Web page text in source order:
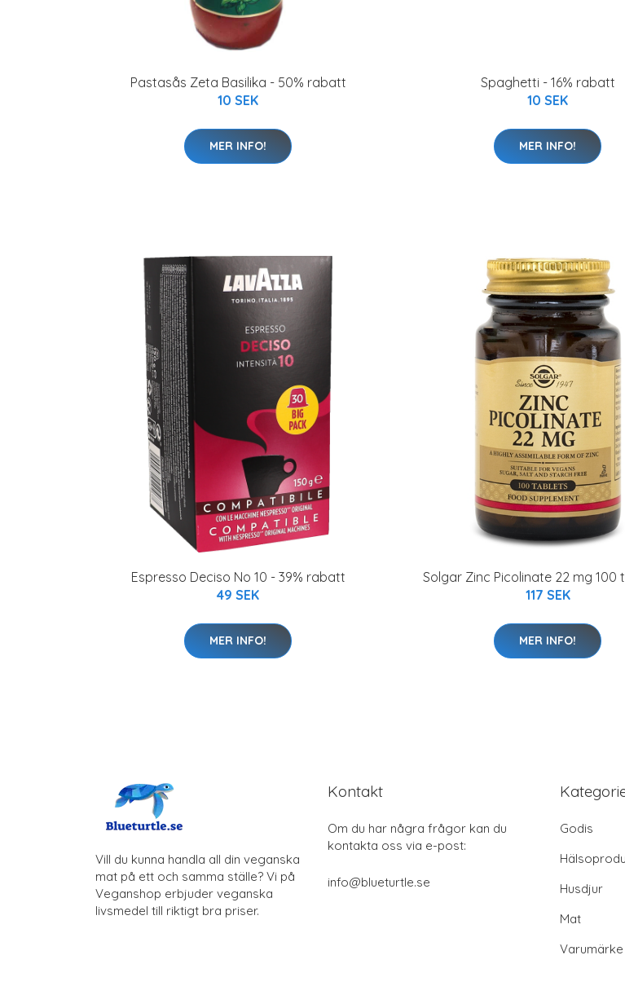
Pastasås Zeta Basilika - 50% rabatt
10 SEK
MER INFO!
Spaghetti - 16% rabatt
10 SEK
MER INFO!
Espresso Deciso No 10 - 39% rabatt
49 SEK
MER INFO!
Solgar Zinc Picolinate 22 mg 100
117 SEK
MER INFO!
Vill du kunna handla all din veganska
mat på ett och samma ställe? Vi på
Veganshop erbjuder veganska
livsmedel till riktigt bra priser.
Kontakt
Om du har några frågor kan du
kontakta oss via e-post:
info@blueturtle.se
Godis
Husdjur
Mat
Varumärke